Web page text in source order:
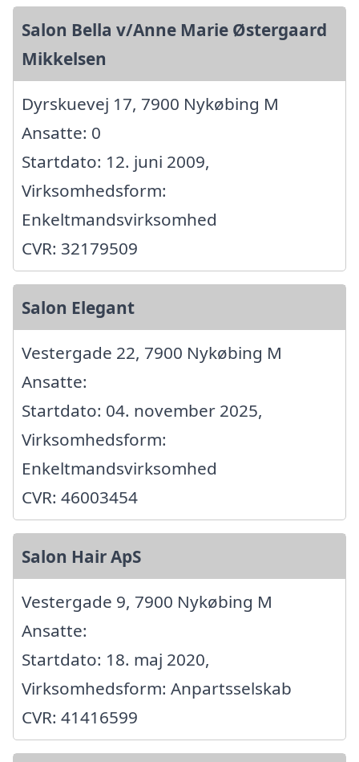
Salon Bella v/Anne Marie Østergaard
Mikkelsen
Dyrskuevej 17, 7900 Nykøbing M
Ansatte: 0
Startdato: 12. juni 2009,
Virksomhedsform:
Enkeltmandsvirksomhed
CVR: 32179509
Salon Elegant
Vestergade 22, 7900 Nykøbing M
Ansatte:
Startdato: 04. november 2025,
Virksomhedsform:
Enkeltmandsvirksomhed
CVR: 46003454
Salon Hair ApS
Vestergade 9, 7900 Nykøbing M
Ansatte:
Startdato: 18. maj 2020,
Virksomhedsform: Anpartsselskab
CVR: 41416599